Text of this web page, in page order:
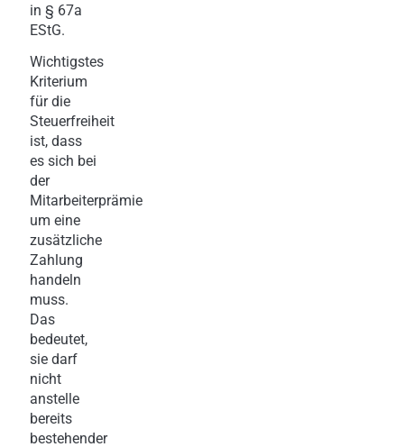
in § 67a
EStG.
Wichtigstes
Kriterium
für die
Steuerfreiheit
ist, dass
es sich bei
der
Mitarbeiterprämie
um eine
zusätzliche
Zahlung
handeln
muss.
Das
bedeutet,
sie darf
nicht
anstelle
bereits
bestehender